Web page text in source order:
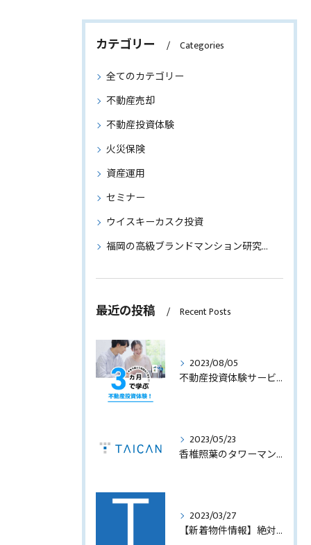
カテゴリー Categories
全てのカテゴリー
不動産売却
不動産投資体験
火災保険
資産運用
セミナー
ウイスキーカスク投資
福岡の高級ブランドマンション研究～物件情報もご紹介～
最近の投稿 Recent Posts
2023/08/05
不動産投資体験サービスのサービス内容を見直します！
2023/05/23
香椎照葉のタワーマンション！高利回りオーナーチェンジ販売します！
2023/03/27
【新着物件情報】絶対に手に入れたい福岡市西中洲の収益テナントビル